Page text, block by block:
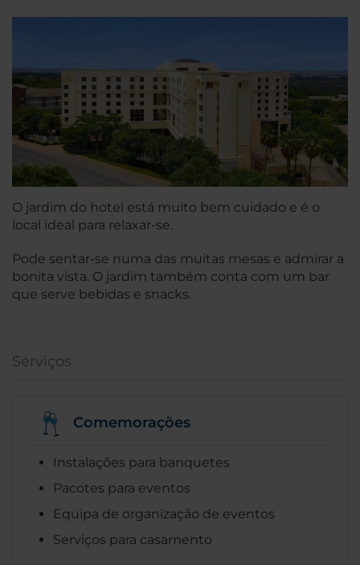
O jardim do hotel está muito bem cuidado e é o
local ideal para relaxar-se.
Pode sentar-se numa das muitas mesas e admirar a
bonita vista. O jardim também conta com um bar
que serve bebidas e snacks.
Serviços
Comemorações
Instalações para banquetes
Pacotes para eventos
Equipa de organização de eventos
Serviços para casamento